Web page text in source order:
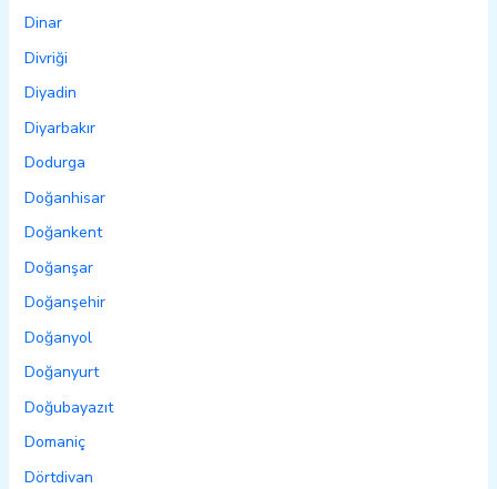
Dinar
Divriği
Diyadin
Diyarbakır
Dodurga
Doğanhisar
Doğankent
Doğanşar
Doğanşehir
Doğanyol
Doğanyurt
Doğubayazıt
Domaniç
Dörtdivan